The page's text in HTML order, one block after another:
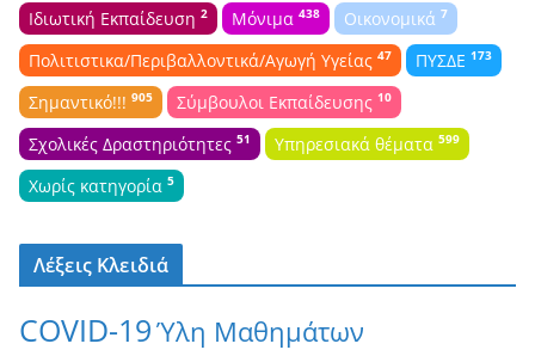
Ιδιωτική Εκπαίδευση 2 Μόνιμα 438 Οικονομικά 7
Πολιτιστικα/Περιβαλλοντικά/Αγωγή Υγείας 47 ΠΥΣΔΕ 173
Σημαντικό!!! 905 Σύμβουλοι Εκπαίδευσης 10
Σχολικές Δραστηριότητες 51 Υπηρεσιακά θέματα 599
Χωρίς κατηγορία 5
Λέξεις Κλειδιά
COVID-19Ύλη Μαθημάτων